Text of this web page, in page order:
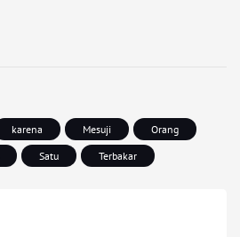
karena Mesuji
Orang
Satu Terbakar